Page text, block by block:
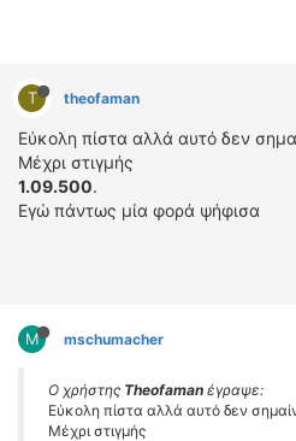
T theofaman
Εύκολη πίστα αλλά αυτό δεν
Μέχρι στιγμής
1.09.500.
Εγώ πάντως μία φορά ψήφισα
M mschumacher
Ο χρήστης Theofaman έγραψε:
Εύκολη πίστα αλλά αυτό δεν
Μέχρι στιγμής